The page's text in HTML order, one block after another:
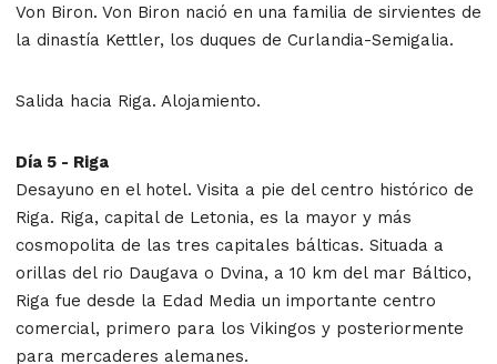
Von Biron. Von Biron nació en una familia de sirvientes de
la dinastía Kettler, los duques de Curlandia-Semigalia.
Salida hacia Riga. Alojamiento.
Día 5 - Riga
Desayuno en el hotel. Visita a pie del centro histórico de
Riga. Riga, capital de Letonia, es la mayor y más
cosmopolita de las tres capitales bálticas. Situada a
orillas del rio Daugava o Dvina, a 10 km del mar Báltico,
Riga fue desde la Edad Media un importante centro
comercial, primero para los Vikingos y posteriormente
para mercaderes alemanes.